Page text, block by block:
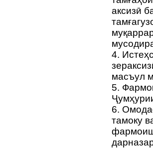
аксизӣ
4.
масъул
5.
6.
тамоку